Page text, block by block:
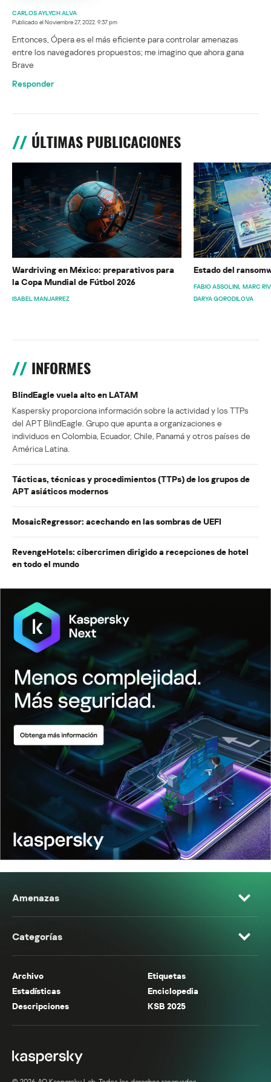
CARLOS AYLYCH ALVA
Publicado elNoviembre 27, 2022. 9:37 pm
Entonces, Ópera es el más eficiente para controlar amenazas
entre los navegadores propuestos; me imagino que ahora gana
Brave
Responder
ÚLTIMAS PUBLICACIONES
Wardriving en México: preparativos para
la Copa Mundial de Fútbol 2026
ISABEL MANJARREZ
Estado del
FABIO ASSOLINI MARC
DARYA GORODILOVA
INFORMES
BlindEagle vuela alto en LATAM
Kaspersky proporciona información sobre la actividad y los TTPs
del APT BlindEagle. Grupo que apunta a organizaciones e
individuos en Colombia, Ecuador, Chile, Panamá y otros países de
América Latina.
Tácticas, técnicas y procedimientos (TTPs) de los grupos de
APT asiáticos modernos
MosaicRegressor: acechando en las sombras de UEFI
RevengeHotels: cibercrimen dirigido a recepciones de hotel
en todo el mundo
Amenazas
Categorías
Archivo
Etiquetas
Estadísticas
Enciclopedia
Descripciones
KSB 2025